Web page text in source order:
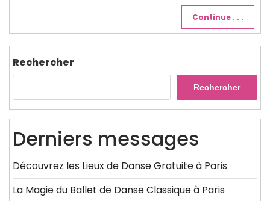
Continue . . .
Rechercher
Rechercher
Derniers messages
Découvrez les Lieux de Danse Gratuite à Paris
La Magie du Ballet de Danse Classique à Paris